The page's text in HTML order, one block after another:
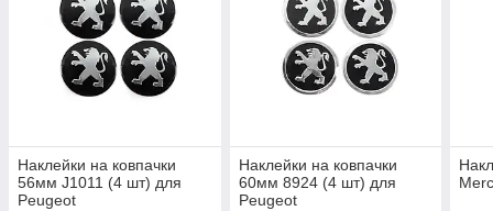
Наклейки на ковпачки
56мм J1011 (4 шт) для
Peugeot
Наклейки на ковпачки
60мм 8924 (4 шт) для
Peugeot